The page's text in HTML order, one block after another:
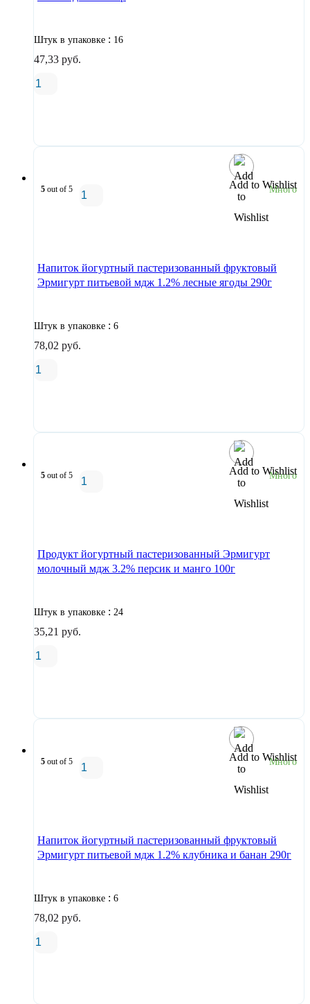
Штук в упаковке : 16
47,33 руб.
Add to Wishlist
5 out of 5 Много
Напиток йогуртный пастеризованный фруктовый
Эрмигурт питьевой мдж 1.2% лесные ягоды 290г
Штук в упаковке : 6
78,02 руб.
Add to Wishlist
5 out of 5 Много
Продукт йогуртный пастеризованный Эрмигурт
молочный мдж 3.2% персик и манго 100г
Штук в упаковке : 24
35,21 руб.
Add to Wishlist
5 out of 5 Много
Напиток йогуртный пастеризованный фруктовый
Эрмигурт питьевой мдж 1.2% клубника и банан 290г
Штук в упаковке : 6
78,02 руб.